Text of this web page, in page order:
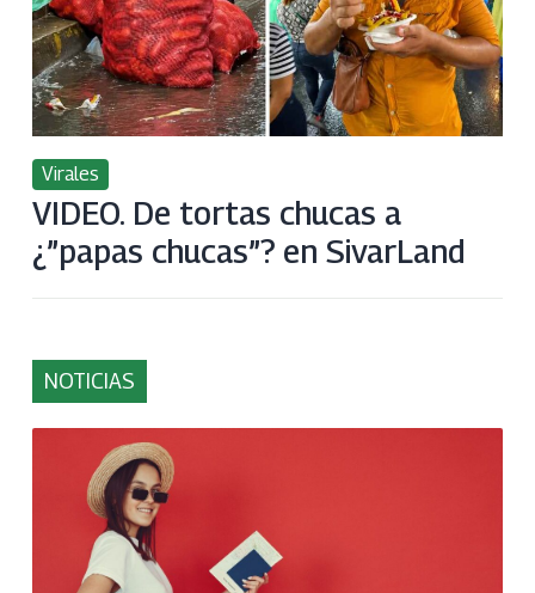
Virales
VIDEO. De tortas chucas a
¿”papas chucas”? en SivarLand
NOTICIAS